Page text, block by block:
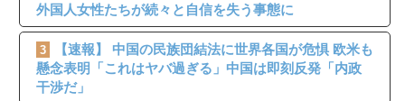
外国人女性たちが続々と自信を失う事態に
3
【速報】 中国の民族団結法に世界各国が危惧 欧米も
懸念表明「これはヤバ過ぎる」中国は即刻反発「内政
干渉だ」